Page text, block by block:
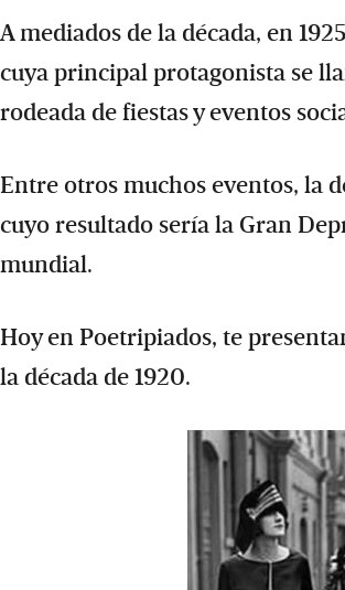
A mediados de la década, en
cuya principal protagonista se
rodeada de fiestas y eventos
Entre otros muchos eventos, la
cuyo resultado sería la Gran
mundial.
Hoy en Poetripiados, te
la década de 1920.